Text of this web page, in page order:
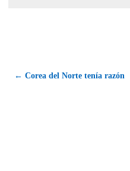
← Corea del Norte tenía razón